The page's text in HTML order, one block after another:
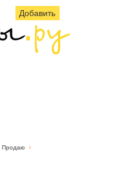
Добавить
Продаю